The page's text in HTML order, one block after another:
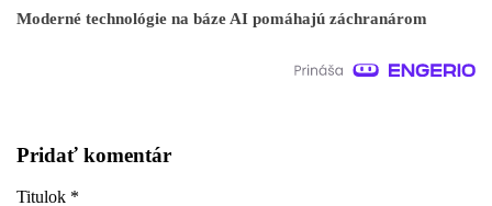
Moderné technológie na báze AI pomáhajú záchranárom
Pridať komentár
Titulok *